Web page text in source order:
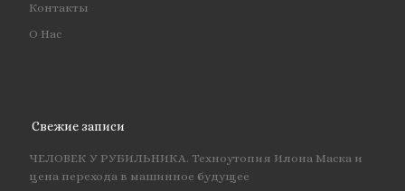
Контакты
О Нас
Свежие записи
ЧЕЛОВЕК У РУБИЛЬНИКА. Техноутопия Илона Маска и
цена перехода в машинное будущее